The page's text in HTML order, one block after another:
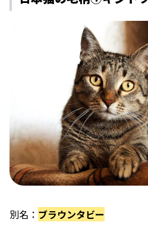
別名： ブラウンタビー